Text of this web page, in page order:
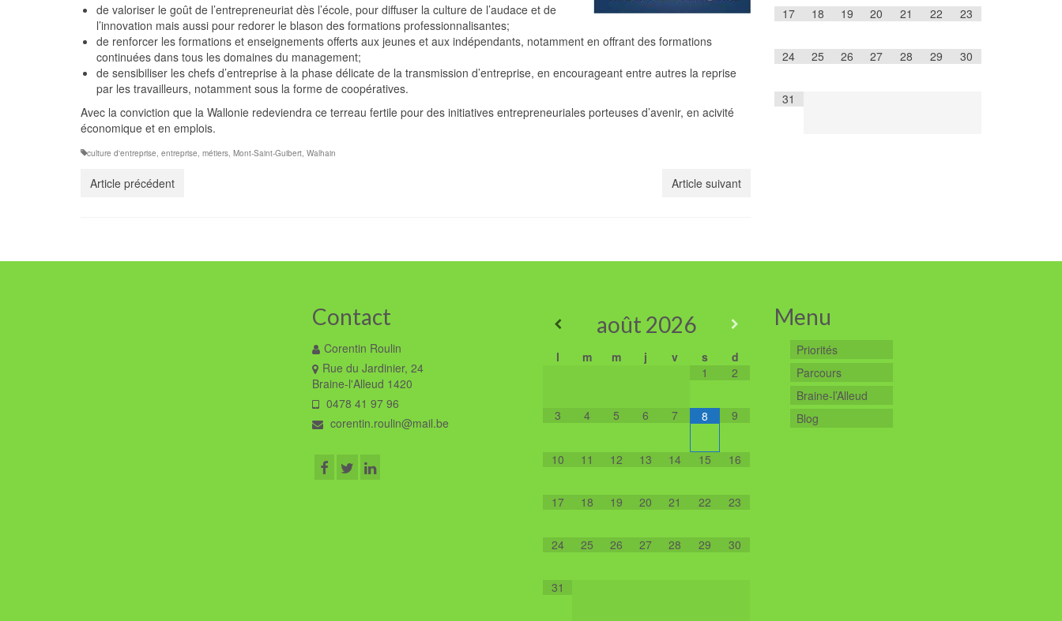
de valoriser le goût de l’entrepreneuriat dès l’école, pour diffuser la culture de l’audace et de
l’innovation mais aussi pour redorer le blason des formations professionnalisantes;
de renforcer les formations et enseignements offerts aux jeunes et aux indépendants, notamment en offrant des formations
continuées dans tous les domaines du management;
de sensibiliser les chefs d’entreprise à la phase délicate de la transmission d’entreprise, en encourageant entre autres la reprise
par les travailleurs, notamment sous la forme de coopératives.
Avec la conviction que la Wallonie redeviendra ce terreau fertile pour des initiatives entrepreneuriales porteuses d’avenir, en acivité
économique et en emplois.
culture d'entreprise entreprise métiers Mont-Saint-Guibert Walhain
Article précédent Article suivant
17 18 19 20 21 22 23
24 25 26 27 28 29 30
31
Contact
Corentin Roulin
Rue du Jardinier, 24
Braine-l'Alleud 1420
0478 41 97 96
corentin.roulin@mail.be
août 2026
l m m j v s
d
1
2
3 4 5 6 7 8 9
10 11 12 13 14 15 16
17 18 19 20 21 22 23
24 25 26 27 28 29 30
31
Menu
Priorités
Parcours
Braine-l’Alleud
Blog